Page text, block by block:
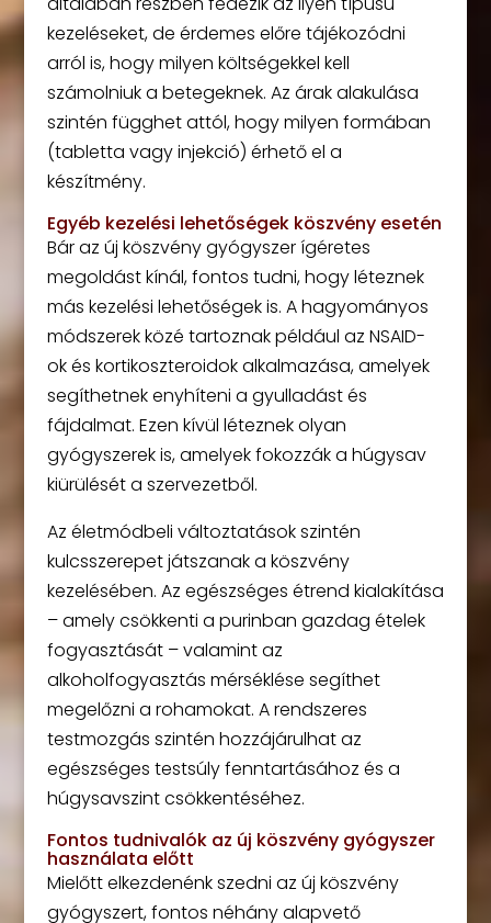
kezeléseket, de érdemes előre tájékozódni
arról is, hogy milyen költségekkel kell
számolniuk a betegeknek. Az árak alakulása
szintén függhet attól, hogy milyen formában
(tabletta vagy injekció) érhető el a
készítmény.
Egyéb kezelési lehetőségek köszvény esetén
Bár az új köszvény gyógyszer ígéretes
megoldást kínál, fontos tudni, hogy léteznek
más kezelési lehetőségek is. A hagyományos
módszerek közé tartoznak például az NSAID-
ok és kortikoszteroidok alkalmazása, amelyek
segíthetnek enyhíteni a gyulladást és
fájdalmat. Ezen kívül léteznek olyan
gyógyszerek is, amelyek fokozzák a húgysav
kiürülését a szervezetből.
Az életmódbeli változtatások szintén
kulcsszerepet játszanak a köszvény
kezelésében. Az egészséges étrend kialakítása
– amely csökkenti a purinban gazdag ételek
fogyasztását – valamint az
alkoholfogyasztás mérséklése segíthet
megelőzni a rohamokat. A rendszeres
testmozgás szintén hozzájárulhat az
egészséges testsúly fenntartásához és a
húgysavszint csökkentéséhez.
Fontos tudnivalók az új köszvény gyógyszer
használata előtt
Mielőtt elkezdenénk szedni az új köszvény
gyógyszert, fontos néhány alapvető